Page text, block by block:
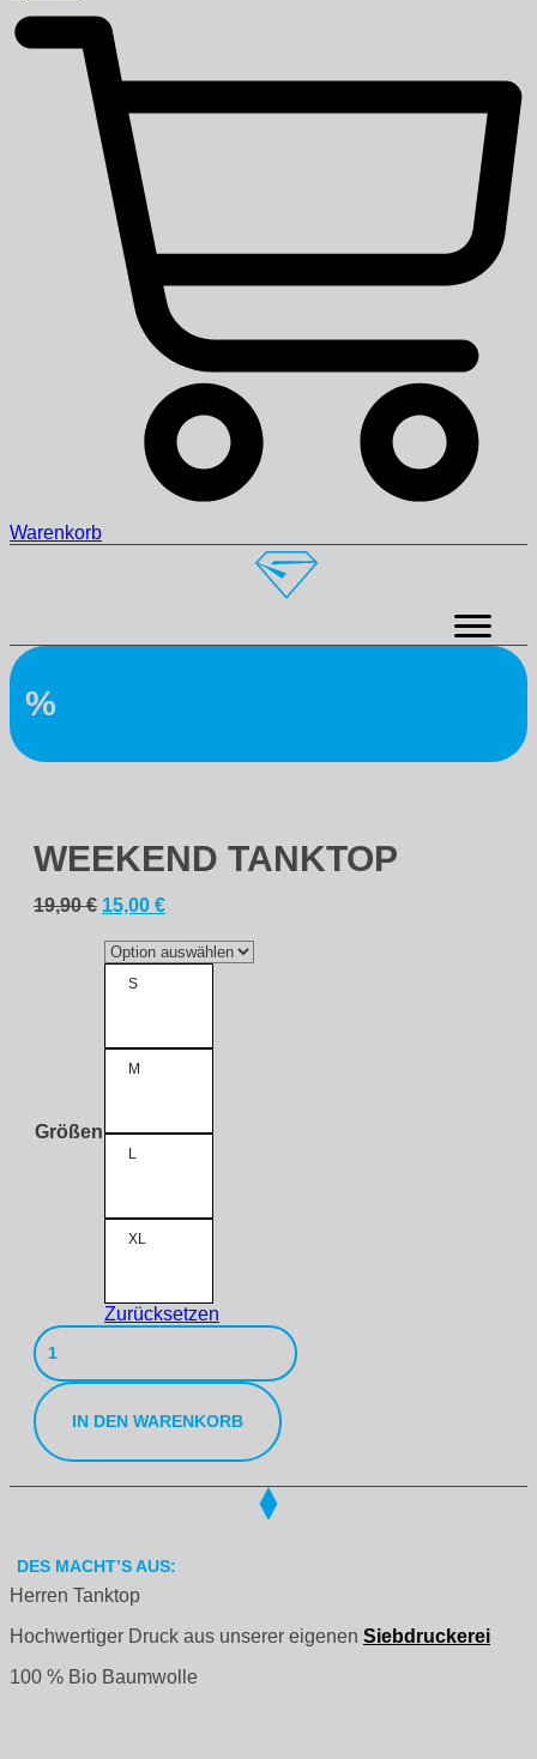
Warenkorb
%
WEEKEND TANKTOP
19,90€ Ursprünglicher
war:
19,90 €
15,00 €Aktueller
ist:
15,00 €.
Größen
S
M
L
XL
Zurücksetzen
Weekend
Tanktop
Menge
IN DEN WARENKORB
DES MACHT’S AUS:
Herren Tanktop
Hochwertiger Druck aus unserer eigenen Siebdruckerei
100 % Bio Baumwolle